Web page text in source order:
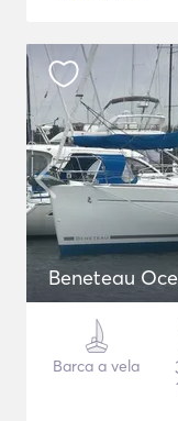
Beneteau
Barca a vela